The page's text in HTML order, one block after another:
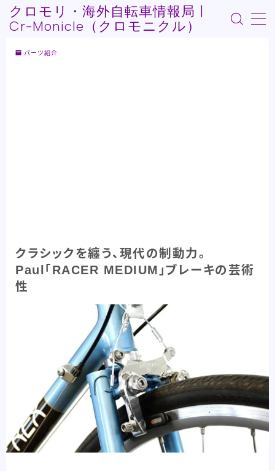
クロモリ・海外自転車情報局 |
Cr-Monicle（クロモニクル）
パーツメーカー紹介 58
プロダクト紹介 84
フレーム紹介 44
パーツ紹介 40
記事紹介 32
自転車Youtube紹介 47
パーツ紹介
クラシックを纏う、現代の制動力。
Paul「RACER MEDIUM」ブレーキの芸術
性